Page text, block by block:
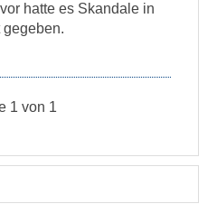
hatte es Skandale in
1 von 1